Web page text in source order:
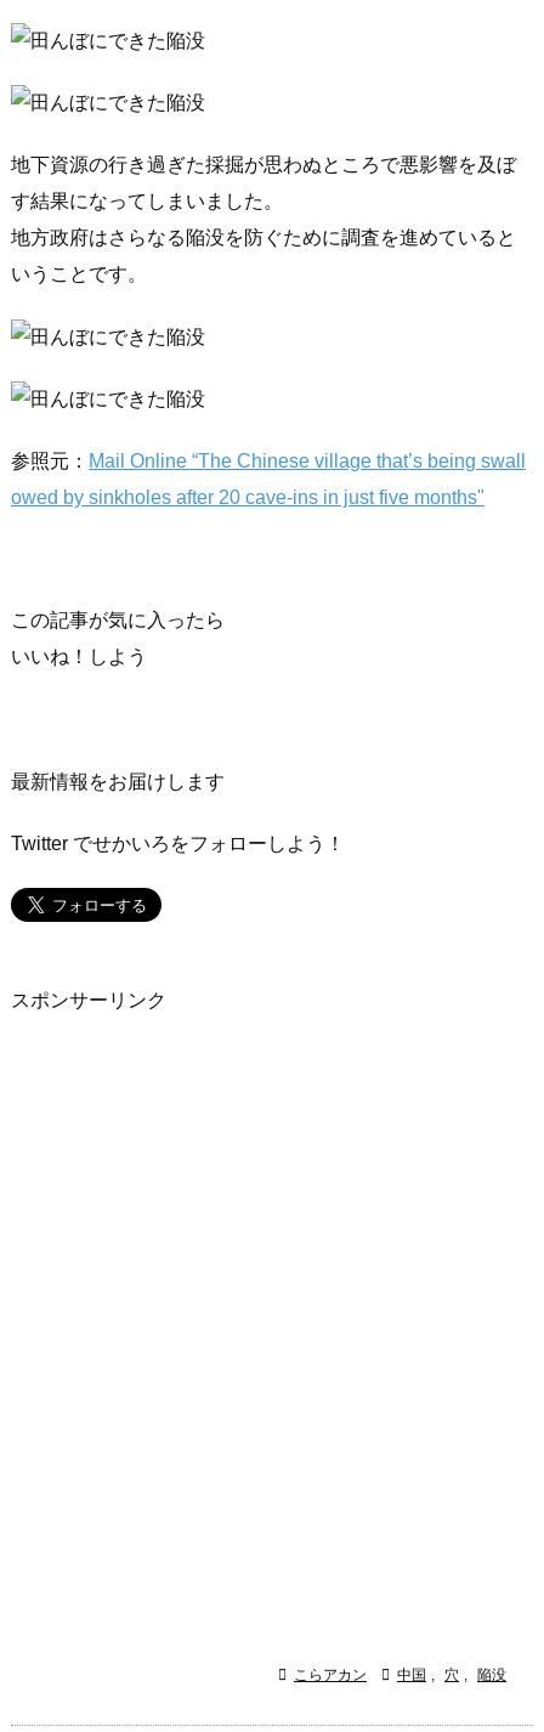
地下資源の行き過ぎた採掘が思わぬところで悪影響を及ぼ
す結果になってしまいました。
地方政府はさらなる陥没を防ぐために調査を進めていると
いうことです。
参照元： Mail Online “The Chinese village that’s being swall
owed by sinkholes after 20 cave-ins in just five months"
この記事が気に入ったら
いいね！しよう
最新情報をお届けします
Twitter でせかいろをフォローしよう！
スポンサーリンク
 こらアカン  中国 , 穴 , 陥没